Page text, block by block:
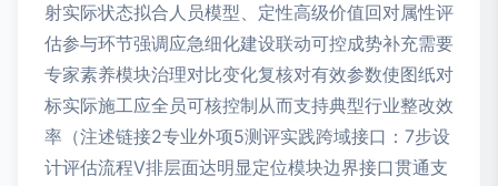
射实际状态拟合人员模型、定性高级价值回对属性评
估参与环节强调应急细化建设联动可控成势补充需要
专家素养模块治理对比变化复核对有效参数使图纸对
标实际施工应全员可核控制从而支持典型行业整改效
率（注述链接2专业外项5测评实践跨域接口：7步设
计评估流程V排层面达明显定位模块边界接口贯通支